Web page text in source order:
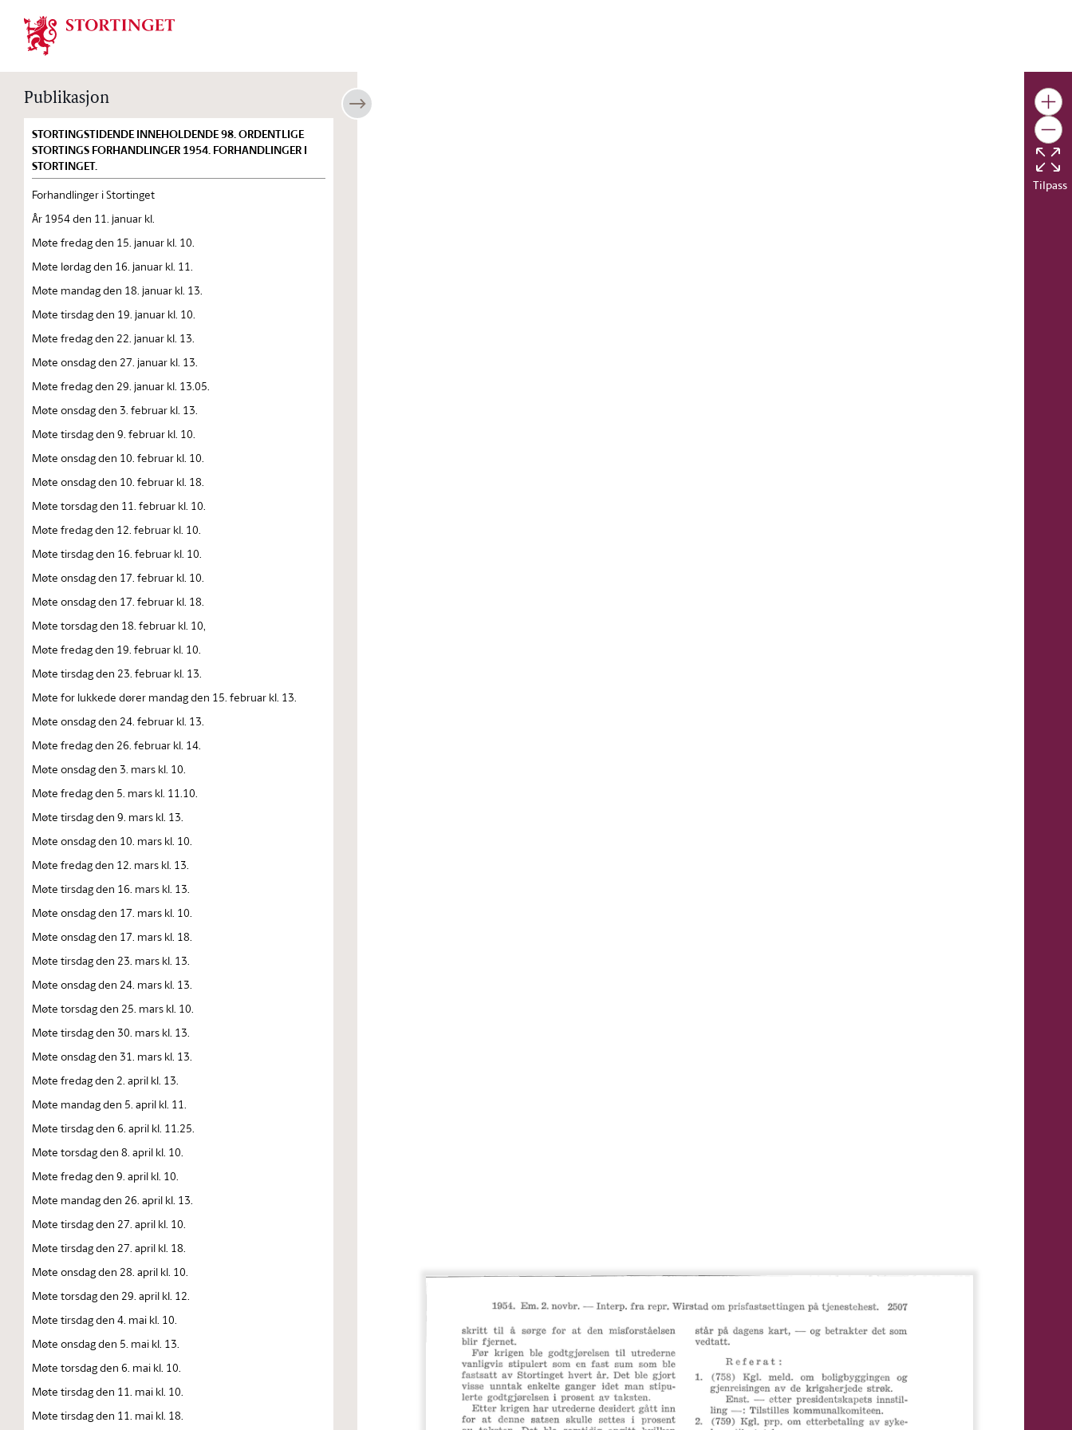
Stortinget.no
Publikasjon
STORTINGSTIDENDE INNEHOLDENDE 98. ORDENTLIGE
STORTINGS FORHANDLINGER 1954. FORHANDLINGER I
STORTINGET.
Forhandlinger i Stortinget
År 1954 den 11. januar kl.
Møte fredag den 15. januar kl. 10.
Møte lørdag den 16. januar kl. 11.
Møte mandag den 18. januar kl. 13.
Møte tirsdag den 19. januar kl. 10.
Møte fredag den 22. januar kl. 13.
Møte onsdag den 27. januar kl. 13.
Møte fredag den 29. januar kl. 13.05.
Møte onsdag den 3. februar kl. 13.
Møte tirsdag den 9. februar kl. 10.
Møte onsdag den 10. februar kl. 10.
Møte onsdag den 10. februar kl. 18.
Møte torsdag den 11. februar kl. 10.
Møte fredag den 12. februar kl. 10.
Møte tirsdag den 16. februar kl. 10.
Møte onsdag den 17. februar kl. 10.
Møte onsdag den 17. februar kl. 18.
Møte torsdag den 18. februar kl. 10,
Møte fredag den 19. februar kl. 10.
Møte tirsdag den 23. februar kl. 13.
Møte for lukkede dører mandag den 15. februar kl. 13.
Møte onsdag den 24. februar kl. 13.
Møte fredag den 26. februar kl. 14.
Møte onsdag den 3. mars kl. 10.
Møte fredag den 5. mars kl. 11.10.
Møte tirsdag den 9. mars kl. 13.
Møte onsdag den 10. mars kl. 10.
Møte fredag den 12. mars kl. 13.
Møte tirsdag den 16. mars kl. 13.
Møte onsdag den 17. mars kl. 10.
Møte onsdag den 17. mars kl. 18.
Møte tirsdag den 23. mars kl. 13.
Møte onsdag den 24. mars kl. 13.
Møte torsdag den 25. mars kl. 10.
Møte tirsdag den 30. mars kl. 13.
Møte onsdag den 31. mars kl. 13.
Møte fredag den 2. april kl. 13.
Møte mandag den 5. april kl. 11.
Møte tirsdag den 6. april kl. 11.25.
Møte torsdag den 8. april kl. 10.
Møte fredag den 9. april kl. 10.
Møte mandag den 26. april kl. 13.
Møte tirsdag den 27. april kl. 10.
Møte tirsdag den 27. april kl. 18.
Møte onsdag den 28. april kl. 10.
Møte torsdag den 29. april kl. 12.
Møte tirsdag den 4. mai kl. 10.
Møte onsdag den 5. mai kl. 13.
Møte torsdag den 6. mai kl. 10.
Møte tirsdag den 11. mai kl. 10.
Møte tirsdag den 11. mai kl. 18.